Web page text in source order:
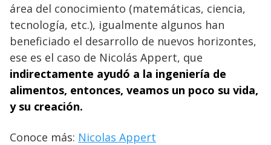
área del conocimiento (matemáticas, ciencia,
tecnología, etc.), igualmente algunos han
beneficiado el desarrollo de nuevos horizontes,
ese es el caso de Nicolás Appert, que
indirectamente ayudó a la ingeniería de
alimentos, entonces, veamos un poco su vida,
y su creación.
Conoce más: Nicolas Appert